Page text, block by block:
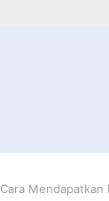
Cara Mendapatkan